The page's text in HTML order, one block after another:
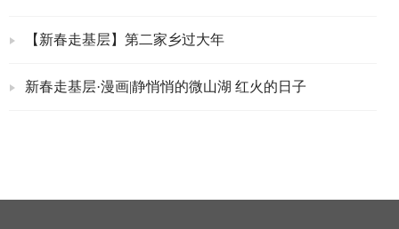
【新春走基层】第二家乡过大年
新春走基层·漫画|静悄悄的微山湖 红火的日子